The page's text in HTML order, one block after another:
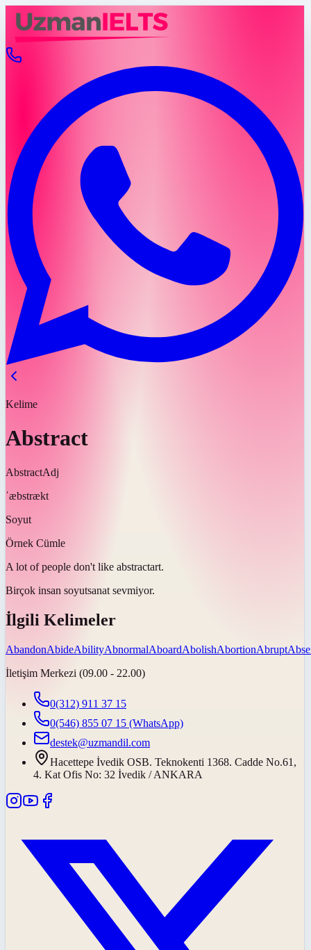
Kelime
Abstract
AbstractAdj
ˈæbstrækt
Soyut
Örnek Cümle
A lot of people don't like abstractart.
Birçok insan soyutsanat sevmiyor.
İlgili Kelimeler
AbandonAbideAbilityAbnormalAboardAbolishAbortionAbrupt
İletişim Merkezi (09.00 - 22.00)
0(312) 911 37 15
0(546) 855 07 15 (WhatsApp)
destek@uzmandil.com
Hacettepe İvedik OSB. Teknokenti 1368. Cadde No.61,
4. Kat Ofis No: 32 İvedik / ANKARA